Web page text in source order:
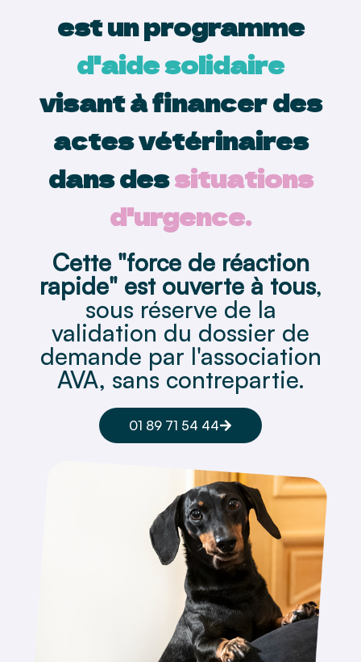
est un programme
d'aide solidaire
visant à financer des
actes vétérinaires
dans dessituations
d'urgence.
Cette "force de réaction
rapide" est ouverte à tous,
sous réserve de la
validation du dossier de
demande par l'association
AVA, sans contrepartie.
01 89 71 54 44